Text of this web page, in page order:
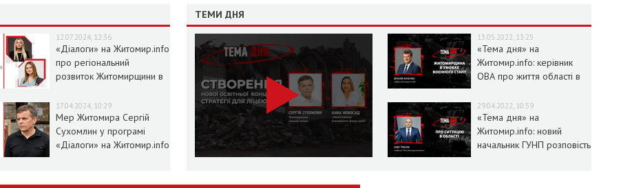
12.07.2024, 12:36
«Діалоги» на Житомир.info
про регіональний
розвиток Житомирщини в
17.04.2024, 10:29
Мер Житомира Сергій
Сухомлин у програмі
«Діалоги» на Житомир.info
ТЕМИ ДНЯ
13.05.2022, 13:25
«Тема дня» на
Житомир.info: керівник
ОВА про життя області в
29.04.2022, 10:59
«Тема дня» на
Житомир.info: новий
начальник ГУНП розповість